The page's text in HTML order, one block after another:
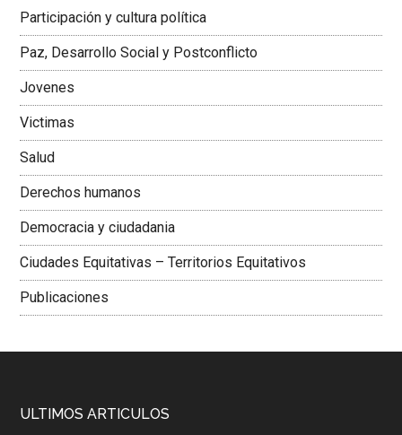
Colombiana
Participación y cultura política
Paz, Desarrollo Social y Postconflicto
Jovenes
Victimas
Salud
Derechos humanos
Democracia y ciudadania
Ciudades Equitativas – Territorios Equitativos
Publicaciones
ULTIMOS ARTICULOS